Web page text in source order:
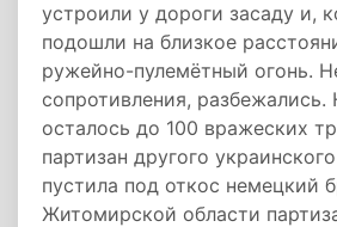
устроили у дороги засаду и,
подошли на близкое
ружейно-пулемётный огонь.
сопротивления, разбежались.
осталось до 100 вражеских
партизан другого
пустила под откос немецкий
Житомирской области